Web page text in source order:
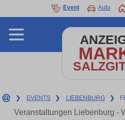
Event Auto
❯ EVENTS ❯ LIEBENBURG ❯
Veranstaltungen Liebenburg -